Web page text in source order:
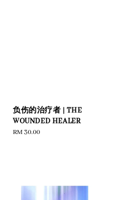
负伤的治疗者 | THE
WOUNDED HEALER
Regular
RM 30.00